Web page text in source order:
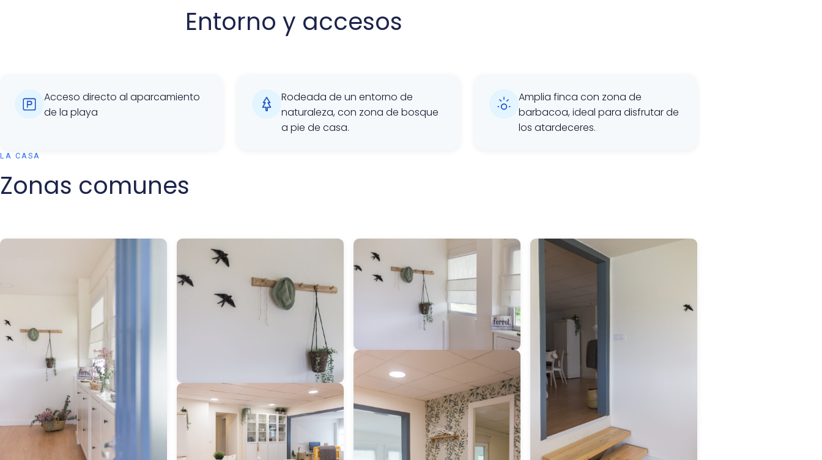
Entorno y accesos
Acceso directo al aparcamiento
de la playa
Rodeada de un entorno de
naturaleza, con zona de bosque
a pie de casa.
Amplia finca con zona de
barbacoa, ideal para disfrutar de
los atardeceres.
LA CASA
Zonas comunes